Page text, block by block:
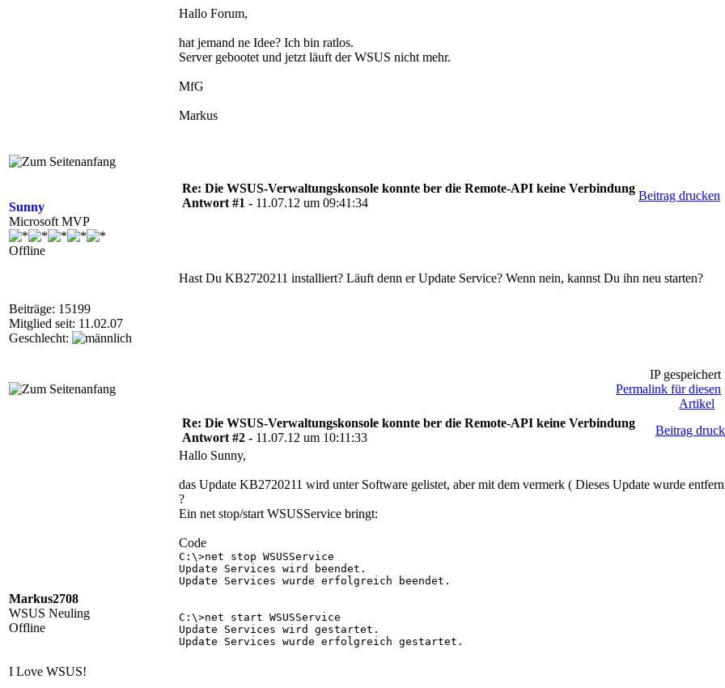
Hallo Forum,
hat jemand ne Idee? Ich bin ratlos.
Server gebootet und jetzt läuft der WSUS nicht mehr.
MfG
Markus
Sunny
Microsoft MVP
Offline
Beiträge: 15199
Mitglied seit: 11.02.07
Geschlecht:
Re: Die WSUS-Verwaltungskonsole konnte ber die Remote-API keine Verbindung
Antwort #1 - 11.07.12 um 09:41:34
Beitrag drucken
Hast Du KB2720211 installiert? Läuft denn er Update Service? Wenn nein, kannst Du ihn neu starten?
IP gespeichert
Permalink für diesen
Artikel
Markus2708
WSUS Neuling
Offline
I Love WSUS!
Re: Die WSUS-Verwaltungskonsole konnte ber die Remote-API keine Verbindung
Antwort #2 - 11.07.12 um 10:11:33
Beitrag
Hallo Sunny,
das Update KB2720211 wird unter Software gelistet, aber mit dem vermerk ( Dieses Update wurde
?
Ein net stop/start WSUSService bringt:
Code
C:\>net stop WSUSService
Update Services wird beendet.
Update Services wurde erfolgreich beendet.
C:\>net start WSUSService
Update Services wird gestartet.
Update Services wurde erfolgreich gestartet.